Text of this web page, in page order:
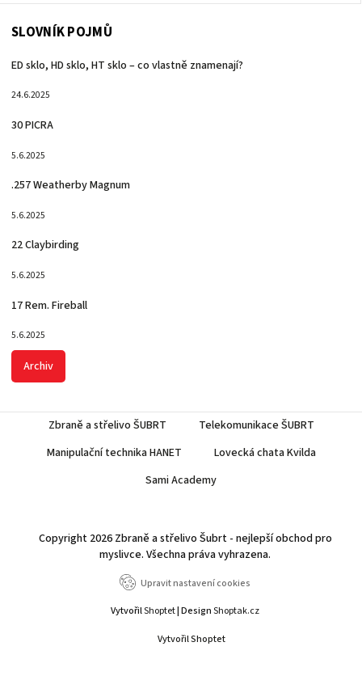
SLOVNÍK POJMŮ
ED sklo, HD sklo, HT sklo – co vlastně znamenají?
24.6.2025
30 PICRA
5.6.2025
.257 Weatherby Magnum
5.6.2025
22 Claybirding
5.6.2025
17 Rem. Fireball
5.6.2025
Archiv
Zbraně a střelivo ŠUBRT
Telekomunikace ŠUBRT
Manipulační technika HANET
Lovecká chata Kvilda
Sami Academy
Vytvořil Shoptet
Copyright 2026 Zbraně a střelivo Šubrt - nejlepší obchod pro
myslivce. Všechna práva vyhrazena.
Upravit nastavení cookies
VytvořilShoptet| DesignShoptak.cz